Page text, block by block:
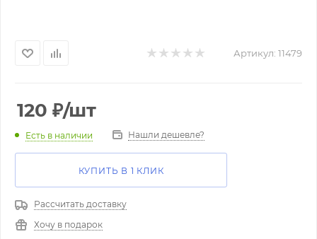
Артикул: 11479
120 ₽/шт
Есть в наличии Нашли дешевле?
КУПИТЬ В 1 КЛИК
Рассчитать доставку
Хочу в подарок